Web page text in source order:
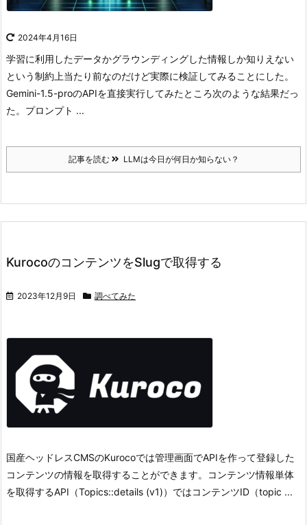
2024年4月16日
学習に利用したデータかグラウンディングした情報しか知りえない
という制約上当たり前なのだけど実際に検証してみることにした。
Gemini-1.5-proのAPIを直接実行してみたところ次のような結果だっ
た。 プロンプト ...
記事を読む LLMは今日が何日か知らない？
KurocoのコンテンツをSlugで取得する
2023年12月9日 調べてみた
国産ヘッドレスCMSのKurocoでは管理画面でAPIを作って登録した
コンテンツの情報を取得することができます。
コンテンツ情報単体
を取得するAPI（Topics::details (v1)）ではコンテンツID（topic ...